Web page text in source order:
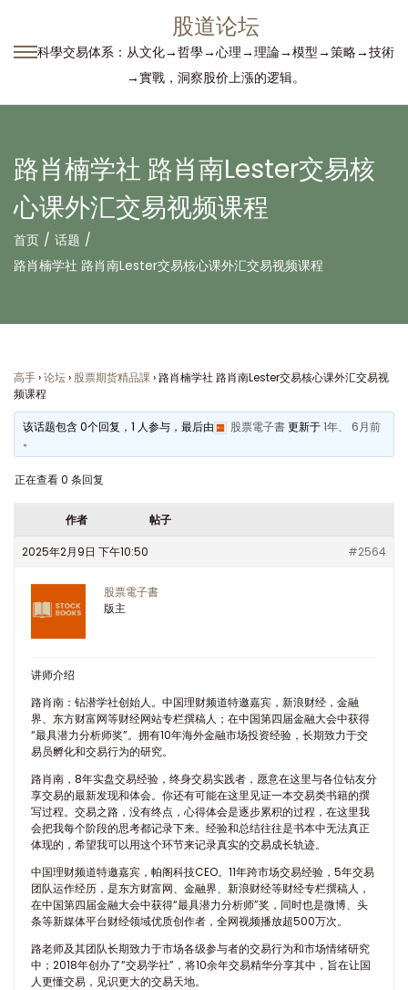
到
到
股道论坛
科學交易体系：从文化→哲學→心理→理論→模型→策略→技術
→實戰，洞察股价上漲的逻辑。
路肖楠学社 路肖南Lester交易核
心课外汇交易视频课程
首页 / 话题 /
路肖楠学社 路肖南Lester交易核心课外汇交易视频课程
高手›论坛› 股票期货精品課›路肖楠学社 路肖南Lester交易核心课外汇交易视
频课程
该话题包含 0个回复，1 人参与，最后由 股票電子書更新于1年、 6月前
。
正在查看 0 条回复
作者 帖子
2025年2月9日 下午10:50 #2564
股票電子書
版主
讲师介绍
路肖南：钻潜学社创始人。中国理财频道特邀嘉宾，新浪财经，金融
界、东方财富网等财经网站专栏撰稿人；在中国第四届金融大会中获得
“最具潜力分析师奖”。拥有10年海外金融市场投资经验，长期致力于交
易员孵化和交易行为的研究。
路肖南，8年实盘交易经验，终身交易实践者，愿意在这里与各位钻友分
享交易的最新发现和体会。你还有可能在这里见证一本交易类书籍的撰
写过程。交易之路，没有终点，心得体会是逐步累积的过程，在这里我
会把我每个阶段的思考都记录下来。经验和总结往往是书本中无法真正
体现的，希望我可以用这个环节来记录真实的交易成长轨迹。
中国理财频道特邀嘉宾，帕阁科技CEO。11年跨市场交易经验，5年交易
团队运作经历，是东方财富网、金融界、新浪财经等财经专栏撰稿人，
在中国第四届金融大会中获得“最具潜力分析师”奖，同时也是微博、头
条等新媒体平台财经领域优质创作者，全网视频播放超500万次。
路老师及其团队长期致力于市场各级参与者的交易行为和市场情绪研究
中；2018年创办了“交易学社”，将10余年交易精华分享其中，旨在让国
人更懂交易，见识更大的交易天地。